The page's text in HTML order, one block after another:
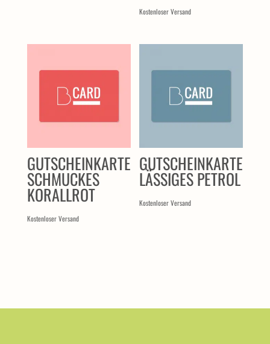
Kostenloser Versand
GUTSCHEINKARTE
SCHMUCKES
KORALLROT
Kostenloser Versand
GUTSCHEINKARTE
LÄSSIGES PETROL
Kostenloser Versand